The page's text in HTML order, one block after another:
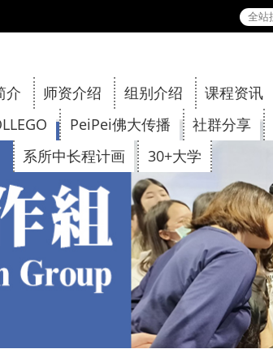
:::
介 师资介绍 组别介绍 课程资讯
PeiPei佛大传播 社群分享
系所中长程计画
30+大学